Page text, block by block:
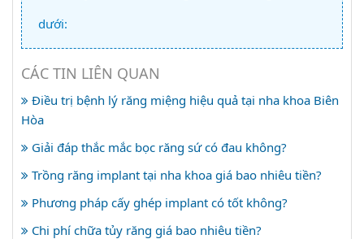
dưới:
CÁC TIN LIÊN QUAN
Điều trị bệnh lý răng miệng hiệu quả tại nha khoa Biên
Hòa
Giải đáp thắc mắc bọc răng sứ có đau không?
Trồng răng implant tại nha khoa giá bao nhiêu tiền?
Phương pháp cấy ghép implant có tốt không?
Chi phí chữa tủy răng giá bao nhiêu tiền?